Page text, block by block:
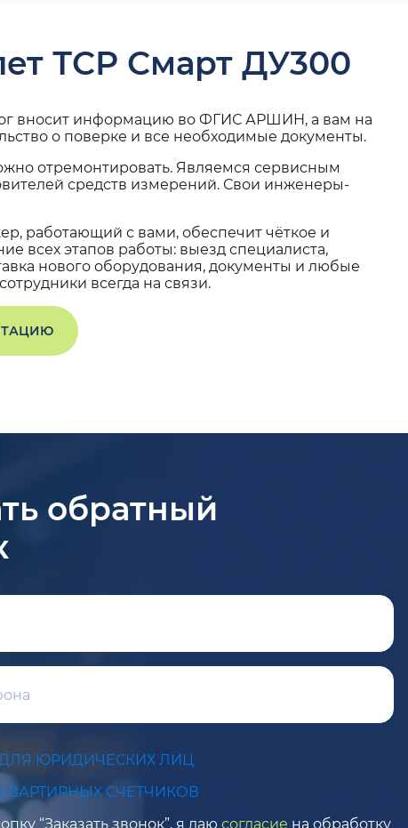
ТСР Смарт ДУ300
вносит информацию во ФГИС АРШИН, а вам на
о поверке и все необходимые документы.
отремонтировать. Являемся сервисным
средств измерений. Свои инженеры-
работающий с вами, обеспечит чёткое и
всех этапов работы: выезд специалиста,
нового оборудования, документы и любые
всегда на связи.
обратный
ЮРИДИЧЕСКИХ ЛИЦ
СЧЕТЧИКОВ
“Заказать звонок”, я даю согласие на обработку